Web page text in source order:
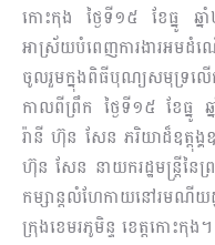
កោះកុង ថ្ងៃទី១៥ ខែធ្នូ ឆ្
អាស្រ័យបំពេញការងារអមដំ
ចូលរួមក្នុងពិធី​បុណ្យសមុទ្រ​ល
កាលពីព្រឹ​ក ​​​ថ្ងៃ​​ទី​១៥ ខែធ្នូ
រ៉ានី ហ៊ុន សែន ភរិយាដ៏ឧត្តុង្គ
ហ៊ុន សែន នាយករដ្ឋមន្រ្តីនៃព្
កម្សាន្ត​លំ​ហែ​កាយ​នៅ​រមណីយ
ក្រុងខេមរភូមិន្ទ ខេត្តកោះកុង។